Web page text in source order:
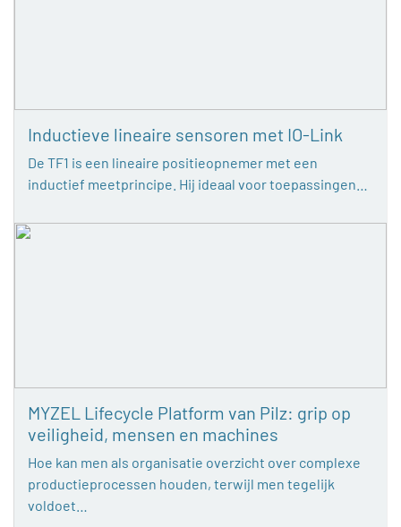
Inductieve lineaire sensoren met IO-Link
De TF1 is een lineaire positieopnemer met een
inductief meetprincipe. Hij ideaal voor toepassingen…
MYZEL Lifecycle Platform van Pilz: grip op
veiligheid, mensen en machines
Hoe kan men als organisatie overzicht over complexe
productieprocessen houden, terwijl men tegelijk
voldoet…